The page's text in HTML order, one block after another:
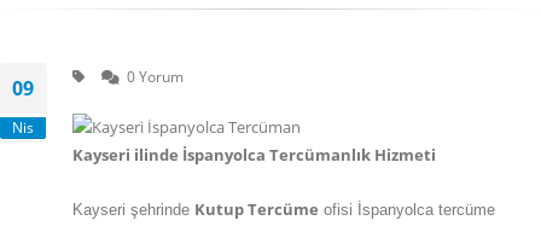
09
Nis
0 Yorum
Kayseri ilinde İspanyolca Tercümanlık Hizmeti
Kayseri şehrinde Kutup Tercüme ofisi İspanyolca tercüme